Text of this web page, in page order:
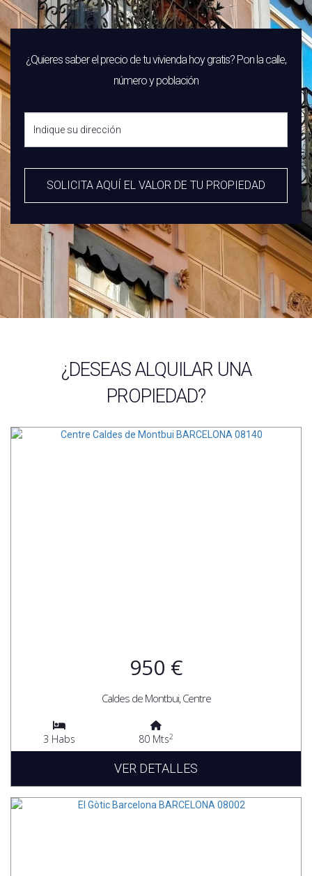
¿Quieres saber el precio de tu vivienda hoy gratis? Pon la calle,
número y población
SOLICITA AQUÍ EL VALOR DE TU PROPIEDAD
¿DESEAS ALQUILAR UNA
PROPIEDAD?
950 €
Caldes de Montbui, Centre
3 Habs 80 Mts2
VER DETALLES